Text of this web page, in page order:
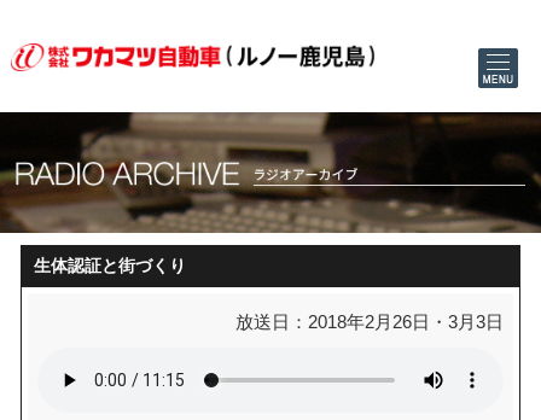
生体認証と街づくり
放送日：2018年2月26日・3月3日